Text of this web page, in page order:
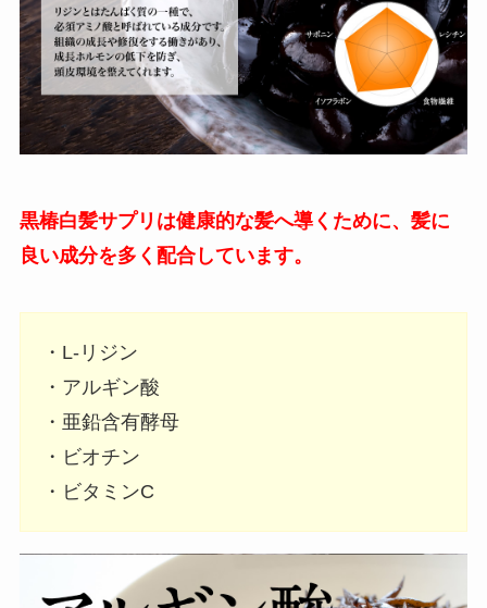
黒椿白髪サプリは健康的な髪へ導くために、髪に
良い成分を多く配合しています。
・L-リジン
・アルギン酸
・亜鉛含有酵母
・ビオチン
・ビタミンC